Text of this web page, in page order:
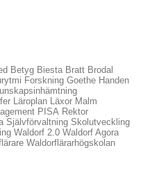
Betyg Biesta Bratt Brodal
Forskning Goethe Handen
Läroplan Läxor Malm
PISA Rektor
Självförvaltning Skolutveckling
Waldorf 2.0 Waldorf Agora
Waldorflärarhögskolan